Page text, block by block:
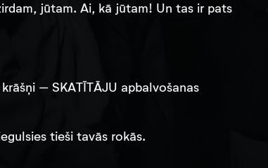
jūtam. Ai, kā jūtam! Un tas ir pats
– SKATĪTĀJU apbalvošanas
tieši tavās rokās.